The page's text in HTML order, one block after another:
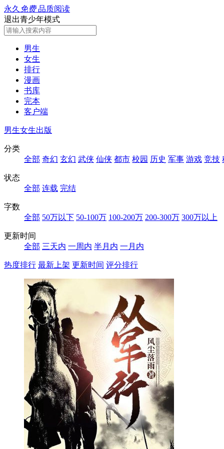
永久 免费品质阅读
退出青少年模式
男生
女生
排行
漫画
书库
完本
客户端
男生女生出版
分类
全部 奇幻 玄幻 武侠 仙侠 都市 校园 历史 军事 游戏 竞技
状态
全部 连载 完结
字数
全部 50万以下 50-100万 100-200万 200-300万 300万以上
更新时间
全部 三天内 一周内 半月内 一月内
热度排行 最新上架 更新时间 评分排行